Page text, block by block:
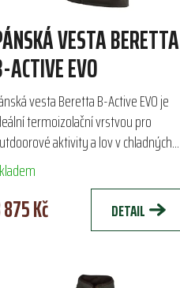
VESTA BERETTA
ACTIVE EVO
vesta Beretta B-Active EVO je
termoizolační vrstvou pro
aktivity a lov v chladných
Vyrobena z materiálu
Thermal Pro®, kombinuje...
Kč DETAIL